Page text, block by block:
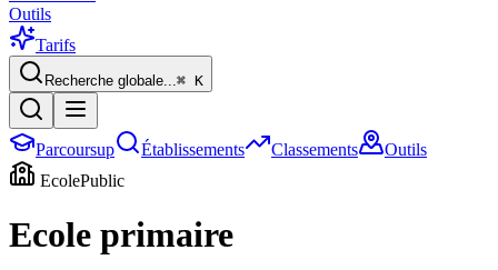
Outils
Tarifs
Recherche globale...⌘ K
Parcoursup Établissements Classements
Outils
EcolePublic
Ecole primaire